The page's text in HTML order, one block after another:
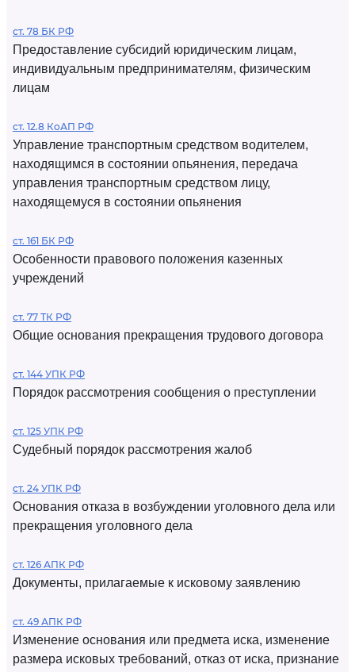
ст. 78 БК РФ
Предоставление субсидий юридическим лицам,
индивидуальным предпринимателям, физическим
лицам
ст. 12.8 КоАП РФ
Управление транспортным средством водителем,
находящимся в состоянии опьянения, передача
управления транспортным средством лицу,
находящемуся в состоянии опьянения
ст. 161 БК РФ
Особенности правового положения казенных
учреждений
ст. 77 ТК РФ
Общие основания прекращения трудового договора
ст. 144 УПК РФ
Порядок рассмотрения сообщения о преступлении
ст. 125 УПК РФ
Судебный порядок рассмотрения жалоб
ст. 24 УПК РФ
Основания отказа в возбуждении уголовного дела или
прекращения уголовного дела
ст. 126 АПК РФ
Документы, прилагаемые к исковому заявлению
ст. 49 АПК РФ
Изменение основания или предмета иска, изменение
размера исковых требований, отказ от иска, признание